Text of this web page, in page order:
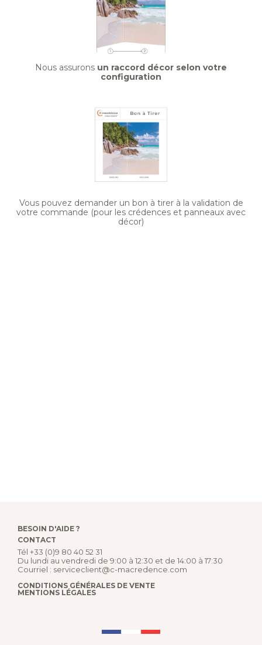
Nous assurons un raccord décor selon votre
configuration
Vous pouvez demander un bon à tirer à la validation de
votre commande (pour les crédences et panneaux avec
décor)
BESOIN D'AIDE ?
CONTACT
Tél +33 (0)9 80 40 52 31
Du lundi au vendredi de 9:00 à 12:30 et de 14:00 à 17:30
Courriel : serviceclient@c-macredence.com
CONDITIONS GÉNÉRALES DE VENTE
MENTIONS LÉGALES